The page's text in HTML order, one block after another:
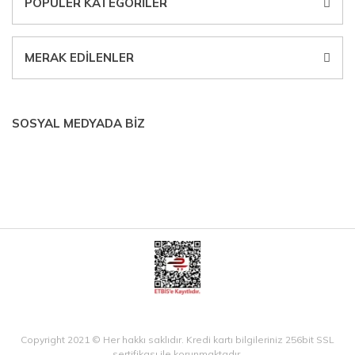
MERAK EDİLENLER
SOSYAL MEDYADA BİZ
Copyright 2021 © Her hakkı saklıdır. Kredi kartı bilgileriniz 256bit SSL